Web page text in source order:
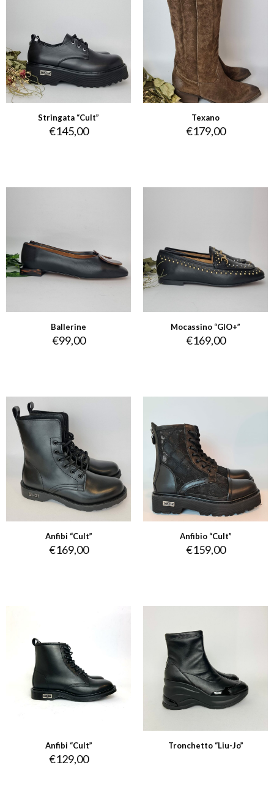
Stringata “Cult”
€145,00
Texano
€179,00
Ballerine
€99,00
Mocassino “GIO+”
€169,00
Anfibi “Cult”
€169,00
Anfibio “Cult”
€159,00
Anfibi “Cult”
€129,00
Tronchetto “Liu-Jo”